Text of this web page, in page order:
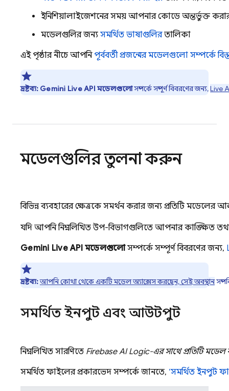
ইনিশিয়ালাইজেশনের সময় আপনার কোডে অন্তর্ভুক্ত
মডেলগুলির জন্য সমর্থিত ভাষাগুলিরতালিকা
এই পৃষ্ঠার নীচে আপনিপূর্ববর্তী প্রজন্মের মডেলগুলো সম্পর্কে
দ্রষ্টব্য: Gemini Live API মডেলগুলোসম্পর্কে সম্পূর্ণ বিবরণের জন্য,Live
মডেলগুলির তুলনা করুন
বিভিন্ন ব্যবহারের ক্ষেত্রকে সমর্থন করার জন্য প্রতিটি
যদি আপনি নিম্নলিখিত উপ-বিভাগগুলিতে আপনার কাঙ্ক্ষিত
Gemini Live APIমডেলগুলোসম্পর্কে সম্পূর্ণ বিবরণের জন্য,
দ্রষ্টব্য:আপনি কোথা থেকে একটি মডেল অ্যাক্সেস করছেন, সেই অবস্থান
সমর্থিত ইনপুট এবং আউটপুট
নিম্নলিখিত সারণিতে Firebase AI Logic-এরসাথে প্রতিটি
সমর্থিত ফাইলের প্রকারভেদ সম্পর্কে জানতে, ‘সমর্থিত ইনপুট